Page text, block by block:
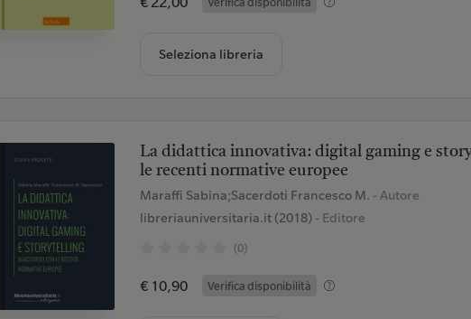
Seleziona libreria
La didattica innovativa: digital gaming e
le recenti normative europee
Maraffi Sabina;Sacerdoti Francesco M. - Autore
libreriauniversitaria.it (2018)- Editore
(0)
€ 10,90 Verifica disponibilità